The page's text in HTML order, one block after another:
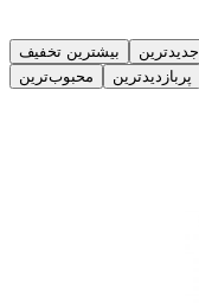
بیشترین تخفیف جدیدترین
محبوب‌ترین
پربازدیدترین